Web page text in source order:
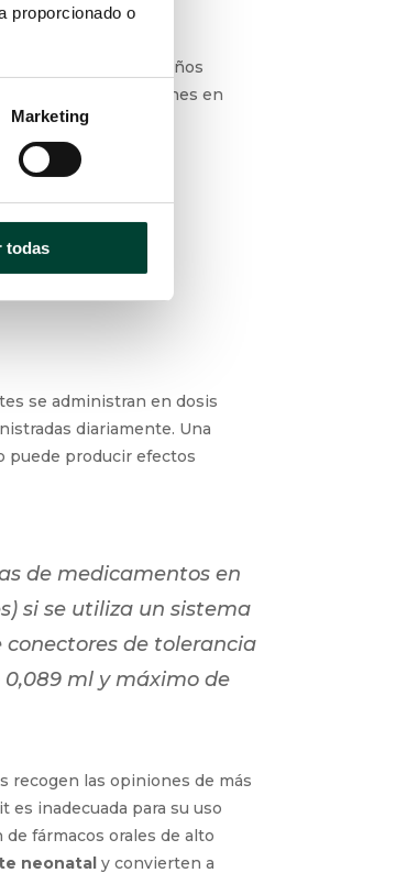
proporcionado o
Marketing
todas
los prematuros y niños
dosis de medicaciones en
ml”.
se administran en dosis
diariamente. Una
puede producir efectos
de medicamentos en
si se utiliza un sistema
conectores de tolerancia
ml y máximo de
recogen las opiniones de más
es inadecuada para su uso
fármacos orales de alto
neonatal y convierten a